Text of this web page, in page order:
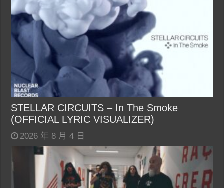
STELLAR CIRCUITS – In The Smoke
(OFFICIAL LYRIC VISUALIZER)
2026 年 8 月 4 日